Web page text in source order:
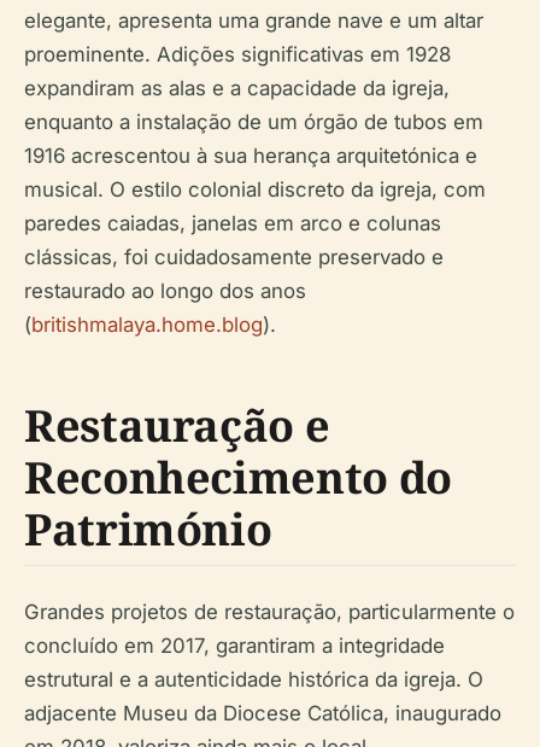
elegante, apresenta uma grande nave e um altar
proeminente. Adições significativas em 1928
expandiram as alas e a capacidade da igreja,
enquanto a instalação de um órgão de tubos em
1916 acrescentou à sua herança arquitetónica e
musical. O estilo colonial discreto da igreja, com
paredes caiadas, janelas em arco e colunas
clássicas, foi cuidadosamente preservado e
restaurado ao longo dos anos
(britishmalaya.home.blog).
Restauração e
Reconhecimento do
Património
Grandes projetos de restauração, particularmente o
concluído em 2017, garantiram a integridade
estrutural e a autenticidade histórica da igreja. O
adjacente Museu da Diocese Católica, inaugurado